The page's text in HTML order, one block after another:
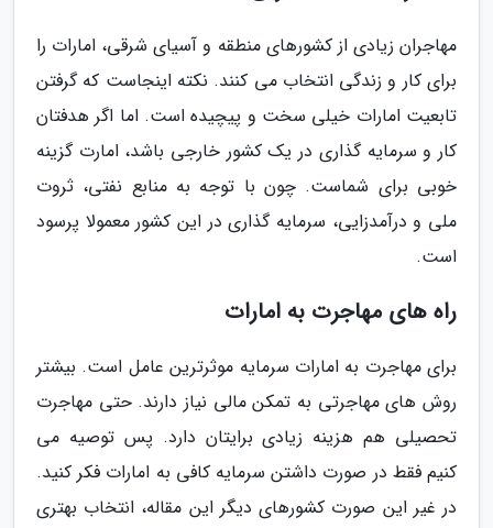
مهاجران زیادی از کشورهای منطقه و آسیای شرقی، امارات را
برای کار و زندگی انتخاب می کنند. نکته اینجاست که گرفتن
تابعیت امارات خیلی سخت و پیچیده است. اما اگر هدفتان
کار و سرمایه گذاری در یک کشور خارجی باشد، امارت گزینه
خوبی برای شماست. چون با توجه به منابع نفتی، ثروت
ملی و درآمدزایی، سرمایه گذاری در این کشور معمولا پرسود
است.
راه های مهاجرت به امارات
برای مهاجرت به امارات سرمایه موثرترین عامل است. بیشتر
روش های مهاجرتی به تمکن مالی نیاز دارند. حتی مهاجرت
تحصیلی هم هزینه زیادی برایتان دارد. پس توصیه می
کنیم فقط در صورت داشتن سرمایه کافی به امارات فکر کنید.
در غیر این صورت کشورهای دیگر این مقاله، انتخاب بهتری